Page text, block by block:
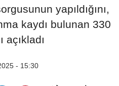
yapıldığını,
kaydı bulunan 330
açıkladı
- 15:30